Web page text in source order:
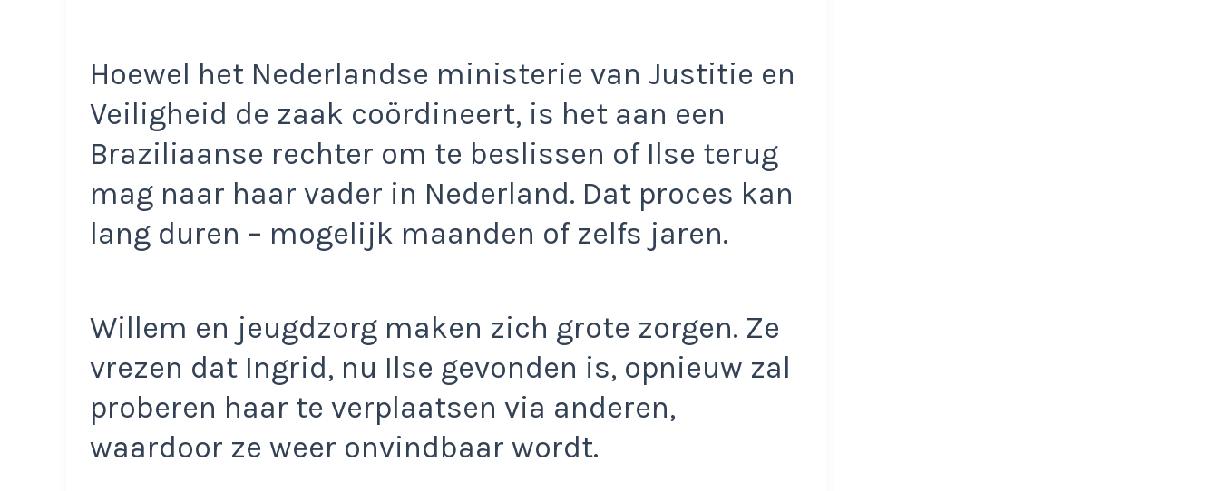
Hoewel het Nederlandse ministerie van Justitie en
Veiligheid de zaak coördineert, is het aan een
Braziliaanse rechter om te beslissen of Ilse terug
mag naar haar vader in Nederland. Dat proces kan
lang duren – mogelijk maanden of zelfs jaren.
Willem en jeugdzorg maken zich grote zorgen. Ze
vrezen dat Ingrid, nu Ilse gevonden is, opnieuw zal
proberen haar te verplaatsen via anderen,
waardoor ze weer onvindbaar wordt.